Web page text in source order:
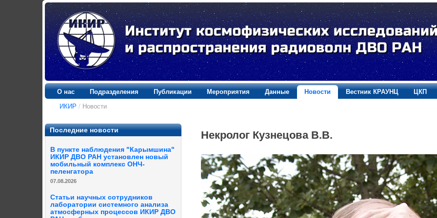
О нас Подразделения Публикации Мероприятия Данные Новости Вестник КРАУНЦ
ЦКП
ИКИР / Новости
Последние новости
В пункте наблюдения "Карымшина"
ИКИР ДВО РАН установлен новый
мобильный комплекс ОНЧ-
пеленгатора
07.08.2026
Статьи научных сотрудников
лаборатории системного анализа
атмосферных процессов ИКИР ДВО
Некролог Кузнецова В.В.